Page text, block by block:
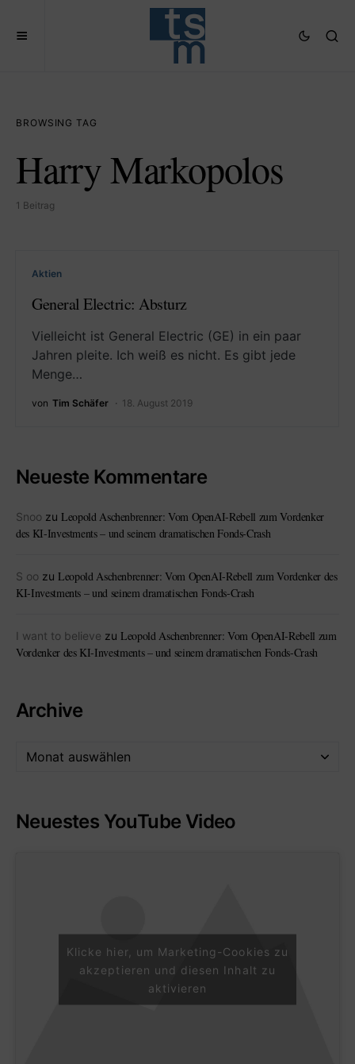
BROWSING TAG
Harry Markopolos
1 Beitrag
Aktien
General Electric: Absturz
Vielleicht ist General Electric (GE) in ein paar
Jahren pleite. Ich weiß es nicht. Es gibt jede
Menge…
von Tim Schäfer 18. August 2019
Neueste Kommentare
Snoo zu Leopold Aschenbrenner: Vom OpenAI-Rebell zum Vordenker
des KI-Investments – und seinem dramatischen Fonds-Crash
S oo zu Leopold Aschenbrenner: Vom OpenAI-Rebell zum Vordenker des
KI-Investments – und seinem dramatischen Fonds-Crash
I want to believe zu Leopold Aschenbrenner: Vom OpenAI-Rebell zum
Vordenker des KI-Investments – und seinem dramatischen Fonds-Crash
Archive
Neuestes YouTube Video
Klicke hier, um Marketing-Cookies zu
akzeptieren und diesen Inhalt zu
aktivieren